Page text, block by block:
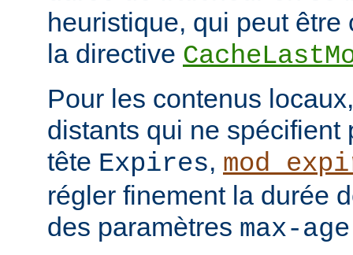
heuristique, qui peut
la directive
Pour les contenus
distants qui ne spécifient
tête Expires,
régler finement la durée
des paramètres max-age